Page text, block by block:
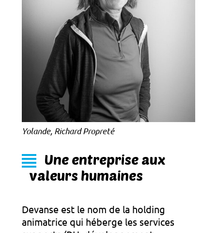
Yolande, Richard Propreté
Une entreprise aux
valeurs humaines
Devanse est le nom de la holding
animatrice qui héberge les services